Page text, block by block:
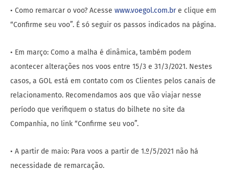
• Como remarcar o voo? Acesse www.voegol.com.bre clique em
“Confirme seu voo”. É só seguir os passos indicados na página.
• Em março: Como a malha é dinâmica, também podem
acontecer alterações nos voos entre 15/3 e 31/3/2021. Nestes
casos, a GOL está em contato com os Clientes pelos canais de
relacionamento. Recomendamos aos que vão viajar nesse
período que verifiquem o status do bilhete no site da
Companhia, no link “Confirme seu voo”.
• A partir de maio: Para voos a partir de 1.º/5/2021 não há
necessidade de remarcação.